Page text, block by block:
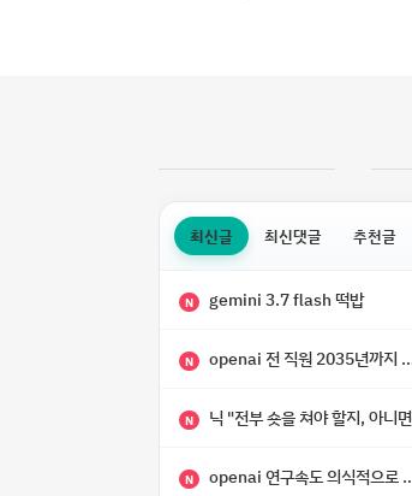
최신글 최신댓글 추천글
N gemini 3.7 flash 떡밥
N openai 전 직원 2035년까지 텔레파시가 어떻게 생길 수 있는지
N 닉 "전부 숏을 쳐야 할지, 아니면 특이점이 오니까 전부 롱을 쳐야 할지 모르겠다.”
N openai 연구속도 의식적으로 늦추고 있다